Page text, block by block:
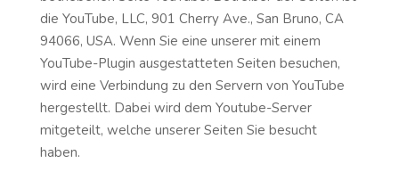
die YouTube, LLC, 901 Cherry Ave., San Bruno, CA
94066, USA. Wenn Sie eine unserer mit einem
YouTube-Plugin ausgestatteten Seiten besuchen,
wird eine Verbindung zu den Servern von YouTube
hergestellt. Dabei wird dem Youtube-Server
mitgeteilt, welche unserer Seiten Sie besucht
haben.